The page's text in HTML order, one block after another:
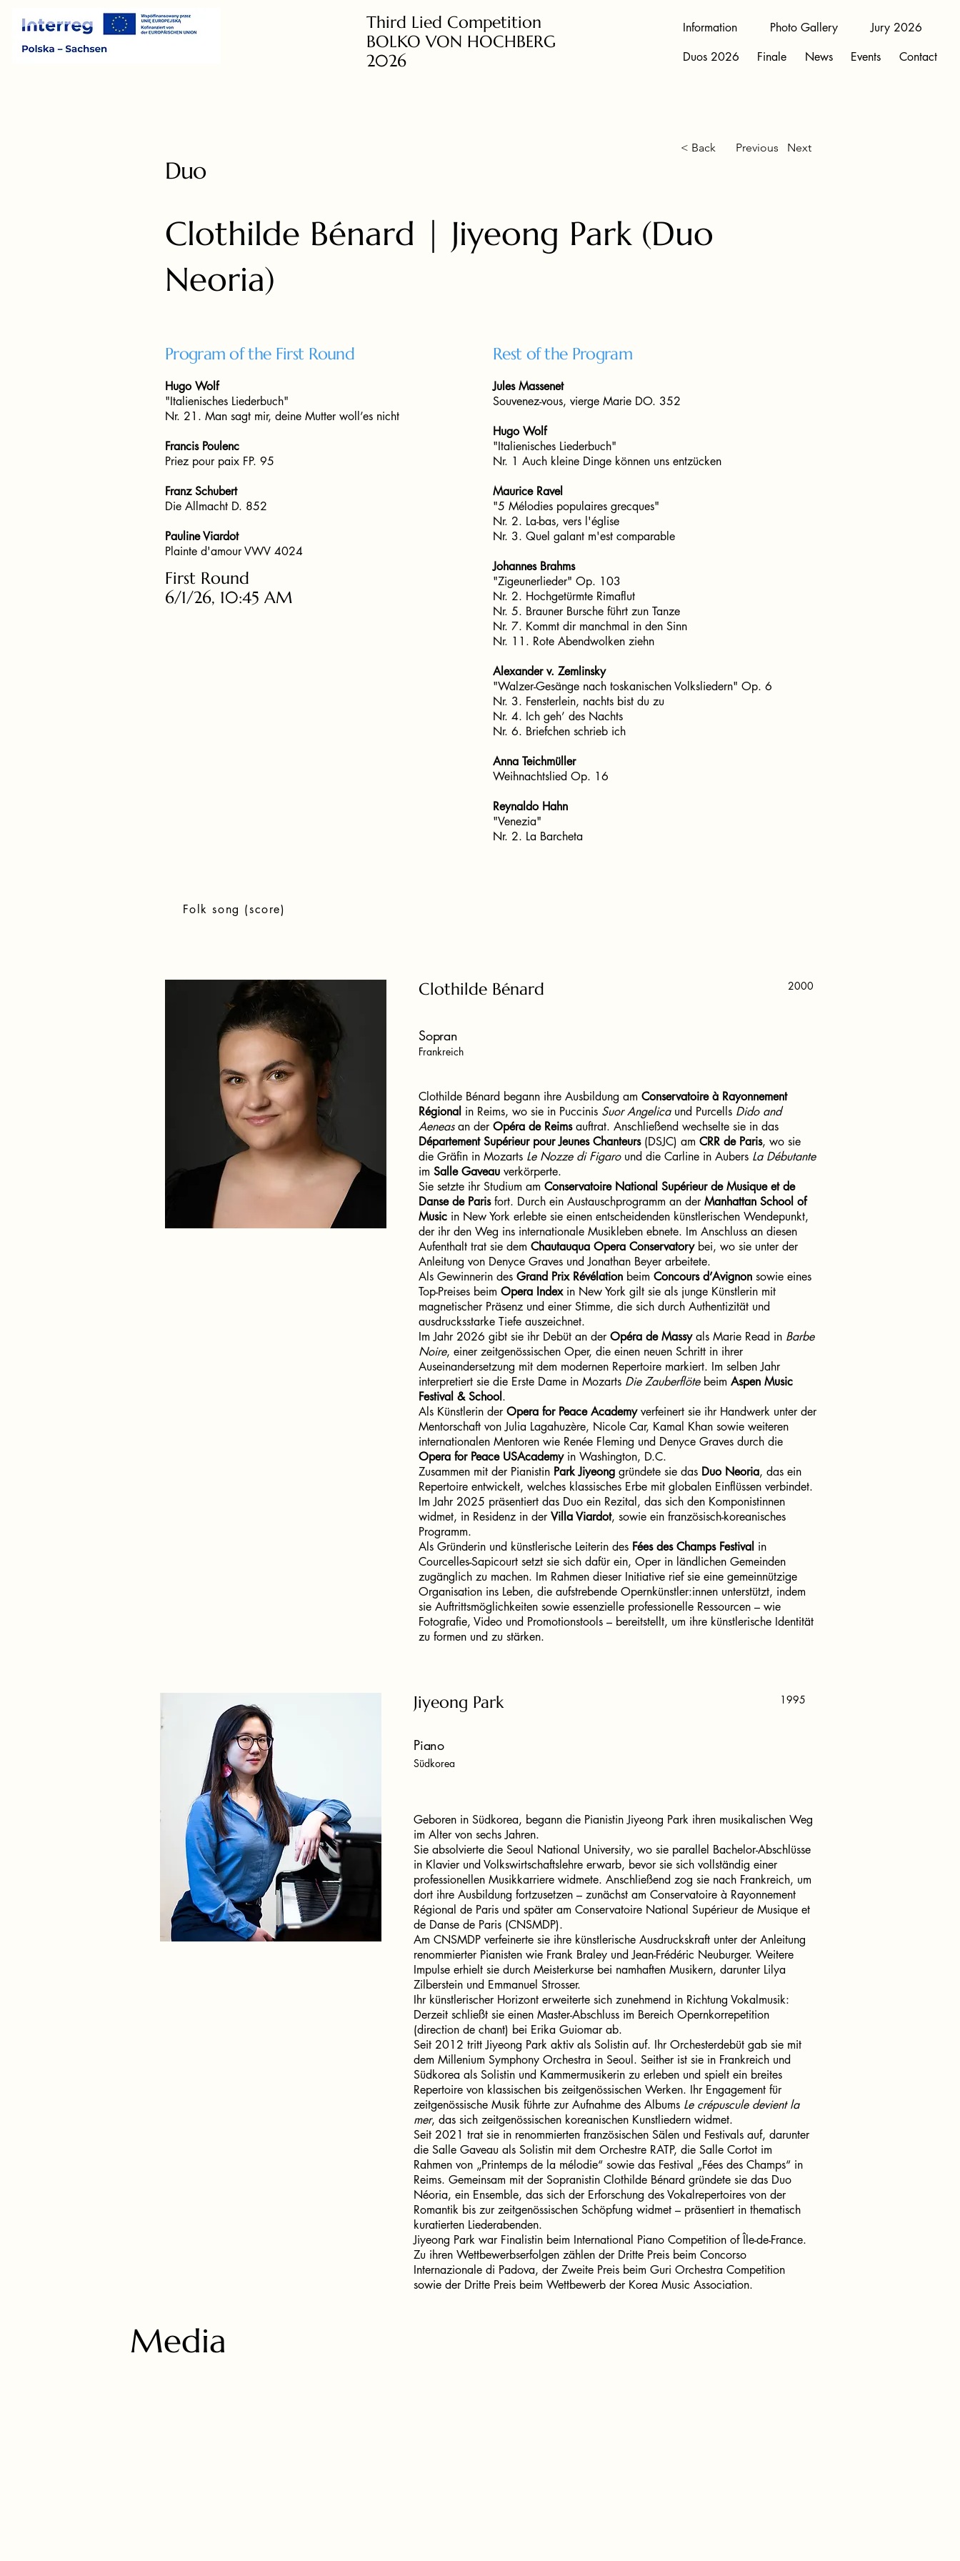
Third Lied Competition
BOLKO VON HOCHBERG
2026
Information Photo Gallery
Jury 2026
Duos 2026
Finale News Events Contact
Duo
< Back Previous Next
Clothilde Bénard | Jiyeong Park (Duo
Neoria)
Program of the First Round
Hugo Wolf
"Italienisches Liederbuch"
Nr. 21. Man sagt mir, deine Mutter woll’es nicht
Francis Poulenc
Priez pour paix FP. 95
Franz Schubert
Die Allmacht D. 852
Pauline Viardot
Plainte d'amour VWV 4024
First Round
6/1/26, 10:45 AM
Rest of the Program
Jules Massenet
Souvenez-vous, vierge Marie DO. 352
Hugo Wolf
"Italienisches Liederbuch"
Nr. 1 Auch kleine Dinge können uns entzücken
Maurice Ravel
"5 Mélodies populaires grecques"
Nr. 2. La-bas, vers l'église
Nr. 3. Quel galant m'est comparable
Johannes Brahms
"Zigeunerlieder" Op. 103
Nr. 2. Hochgetürmte Rimaflut
Nr. 5. Brauner Bursche führt zun Tanze
Nr. 7. Kommt dir manchmal in den Sinn
Nr. 11. Rote Abendwolken ziehn
Alexander v. Zemlinsky
"Walzer-Gesänge nach toskanischen Volksliedern" Op. 6
Nr. 3. Fensterlein, nachts bist du zu
Nr. 4. Ich geh’ des Nachts
Nr. 6. Briefchen schrieb ich
Anna Teichmüller
Weihnachtslied Op. 16
Reynaldo Hahn
"Venezia"
Nr. 2. La Barcheta
Folk song (score)
Clothilde Bénard 2000
Sopran
Frankreich
Clothilde Bénard begann ihre Ausbildung am Conservatoire à Rayonnement
Régional in Reims, wo sie in Puccinis Suor Angelicaund Purcells Dido and
Aeneasan derOpéra de Reimsauftrat. Anschließend wechselte sie in das
Département Supérieur pour Jeunes Chanteurs(DSJC) am CRR de Paris, wo sie
die Gräfin in Mozarts Le Nozze di Figaround die Carline in Aubers La Débutante
im Salle Gaveau verkörperte.
Sie setzte ihr Studium am Conservatoire National Supérieur de Musique et de
Danse de Parisfort. Durch ein Austauschprogramm an derManhattan School of
Music in New York erlebte sie einen entscheidenden künstlerischen Wendepunkt,
der ihr den Weg ins internationale Musikleben ebnete. Im Anschluss an diesen
Aufenthalt trat sie dem Chautauqua Opera Conservatorybei, wo sie unter der
Anleitung von Denyce Graves und Jonathan Beyer arbeitete.
Als Gewinnerin des Grand Prix Révélation beim Concours d’Avignon sowie eines
Top-Preises beim Opera Indexin New York gilt sie als junge Künstlerin mit
magnetischer Präsenz und einer Stimme, die sich durch Authentizität und
ausdrucksstarke Tiefe auszeichnet.
Im Jahr 2026 gibt sie ihr Debüt an derOpéra de Massyals Marie Read in Barbe
Noire, einer zeitgenössischen Oper, die einen neuen Schritt in ihrer
Auseinandersetzung mit dem modernen Repertoire markiert. Im selben Jahr
interpretiert sie die Erste Dame in Mozarts Die Zauberflötebeim Aspen Music
Festival & School .
Als Künstlerin derOpera for Peace Academyverfeinert sie ihr Handwerk unter der
Mentorschaft von Julia Lagahuzère, Nicole Car, Kamal Khan sowie weiteren
internationalen Mentoren wie Renée Fleming und Denyce Graves durch die
Opera for Peace USAcademyin Washington, D.C.
Zusammen mit der Pianistin Park Jiyeong gründete sie das Duo Neoria, das ein
Repertoire entwickelt, welches klassisches Erbe mit globalen Einflüssen verbindet.
Im Jahr 2025 präsentiert das Duo ein Rezital, das sich den Komponistinnen
widmet, in Residenz in derVilla Viardot, sowie ein französisch-koreanisches
Programm.
Als Gründerin und künstlerische Leiterin des Fées des Champs Festival in
Courcelles-Sapicourt setzt sie sich dafür ein, Oper in ländlichen Gemeinden
zugänglich zu machen. Im Rahmen dieser Initiative rief sie eine gemeinnützige
Organisation ins Leben, die aufstrebende Opernkünstler:innen unterstützt, indem
sie Auftrittsmöglichkeiten sowie essenzielle professionelle Ressourcen – wie
Fotografie, Video und Promotionstools – bereitstellt, um ihre künstlerische Identität
zu formen und zu stärken.
Jiyeong Park 1995
Piano
Südkorea
Geboren in Südkorea, begann die Pianistin Jiyeong Park ihren musikalischen Weg
im Alter von sechs Jahren.
Sie absolvierte die Seoul National University, wo sie parallel Bachelor-Abschlüsse
in Klavier und Volkswirtschaftslehre erwarb, bevor sie sich vollständig einer
professionellen Musikkarriere widmete. Anschließend zog sie nach Frankreich, um
dort ihre Ausbildung fortzusetzen – zunächst am Conservatoire à Rayonnement
Régional de Paris und später am Conservatoire National Supérieur de Musique et
de Danse de Paris (CNSMDP).
Am CNSMDP verfeinerte sie ihre künstlerische Ausdruckskraft unter der Anleitung
renommierter Pianisten wie Frank Braley und Jean-Frédéric Neuburger. Weitere
Impulse erhielt sie durch Meisterkurse bei namhaften Musikern, darunter Lilya
Zilberstein und Emmanuel Strosser.
Ihr künstlerischer Horizont erweiterte sich zunehmend in Richtung Vokalmusik:
Derzeit schließt sie einen Master-Abschluss im Bereich Opernkorrepetition
(direction de chant) bei Erika Guiomar ab.
Seit 2012 tritt Jiyeong Park aktiv als Solistin auf. Ihr Orchesterdebüt gab sie mit
dem Millenium Symphony Orchestra in Seoul. Seither ist sie in Frankreich und
Südkorea als Solistin und Kammermusikerin zu erleben und spielt ein breites
Repertoire von klassischen bis zeitgenössischen Werken. Ihr Engagement für
zeitgenössische Musik führte zur Aufnahme des Albums Le crépuscule devient la
mer, das sich zeitgenössischen koreanischen Kunstliedern widmet.
Seit 2021 trat sie in renommierten französischen Sälen und Festivals auf, darunter
die Salle Gaveau als Solistin mit dem Orchestre RATP, die Salle Cortot im
Rahmen von „Printemps de la mélodie“ sowie das Festival „Fées des Champs“ in
Reims. Gemeinsam mit der Sopranistin Clothilde Bénard gründete sie das Duo
Néoria, ein Ensemble, das sich der Erforschung des Vokalrepertoires von der
Romantik bis zur zeitgenössischen Schöpfung widmet – präsentiert in thematisch
kuratierten Liederabenden.
Jiyeong Park war Finalistin beim International Piano Competition of Île-de-France.
Zu ihren Wettbewerbserfolgen zählen der Dritte Preis beim Concorso
Internazionale di Padova, der Zweite Preis beim Guri Orchestra Competition
sowie der Dritte Preis beim Wettbewerb der Korea Music Association.
Media